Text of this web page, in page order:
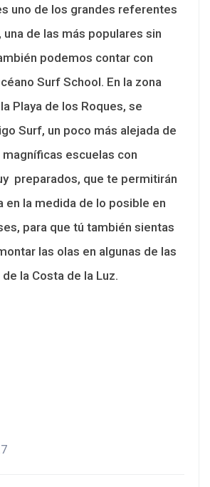
uno de los grandes referentes
una de las más populares sin
podemos contar con
Surf School. En la zona
Playa de los Roques, se
Surf, un poco más alejada de
magníficas escuelas con
preparados, que te permitirán
en la medida de lo posible en
para que tú también sientas
las olas en algunas de las
la Costa de la Luz.